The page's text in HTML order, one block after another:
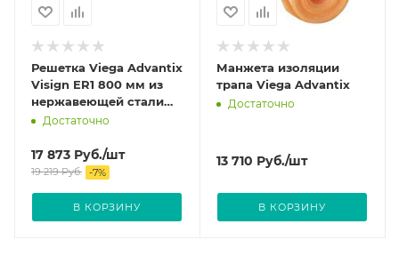
Решетка Viega Advantix
Visign ER1 800 мм из
нержавеющей стали
Достаточно
17 873 Руб./шт
19 219Руб. -7%
В КОРЗИНУ
Манжета изоляции
трапа Viega Advantix
Достаточно
13 710 Руб./шт
В КОРЗИНУ